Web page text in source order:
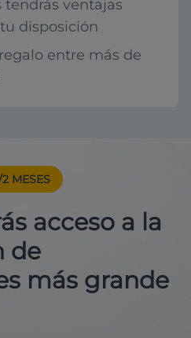
tendrás ventajas
disposición
entre más de
MESES
acceso a la
de
más grande